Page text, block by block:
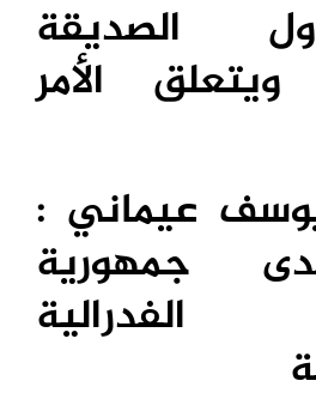
الصديقة
ويتعلق الأمر
عيماني :
جمهورية
الفدرالية